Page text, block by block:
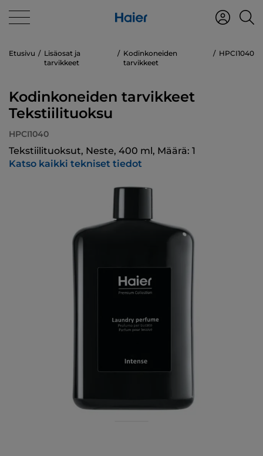
Etusivu
Lisäosat ja
tarvikkeet
Kodinkoneiden
tarvikkeet
HPCI1040
Kodinkoneiden tarvikkeet
Tekstiilituoksu
HPCI1040
Tekstiilituoksut, Neste, 400 ml, Määrä: 1
Katso kaikki tekniset tiedot